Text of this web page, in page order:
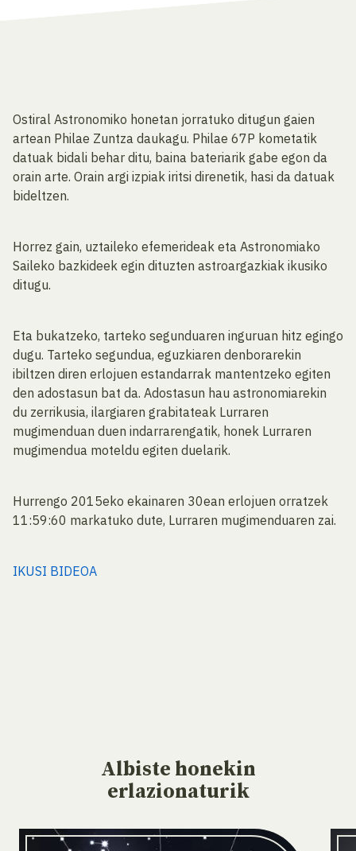
Ostiral Astronomiko honetan jorratuko ditugun gaien
artean Philae Zuntza daukagu. Philae 67P kometatik
datuak bidali behar ditu, baina bateriarik gabe egon da
orain arte. Orain argi izpiak iritsi direnetik, hasi da datuak
bideltzen.
Horrez gain, uztaileko efemerideak eta Astronomiako
Saileko bazkideek egin dituzten astroargazkiak ikusiko
ditugu.
Eta bukatzeko, tarteko segunduaren inguruan hitz egingo
dugu. Tarteko segundua, eguzkiaren denborarekin
ibiltzen diren erlojuen estandarrak mantentzeko egiten
den adostasun bat da. Adostasun hau astronomiarekin
du zerrikusia, ilargiaren grabitateak Lurraren
mugimenduan duen indarrarengatik, honek Lurraren
mugimendua moteldu egiten duelarik.
Hurrengo 2015eko ekainaren 30ean erlojuen orratzek
11:59:60 markatuko dute, Lurraren mugimenduaren zai.
IKUSI BIDEOA
Albiste honekin
erlazionaturik